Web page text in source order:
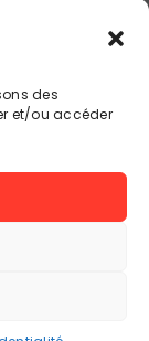
des
et/ou accéder
de site